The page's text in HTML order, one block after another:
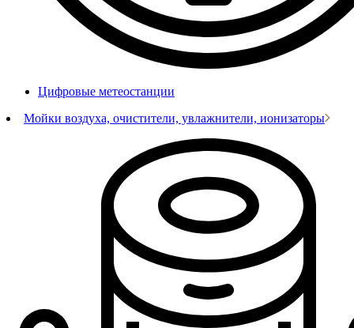
Цифровые метеостанции
Мойки воздуха, очистители, увлажнители, ионизаторы